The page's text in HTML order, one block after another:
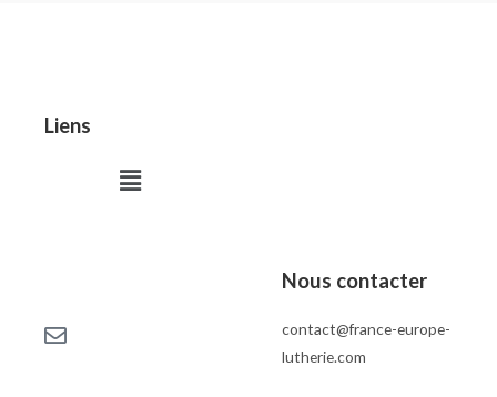
Liens
Menu
Nous contacter
contact@france-europe-
lutherie.com